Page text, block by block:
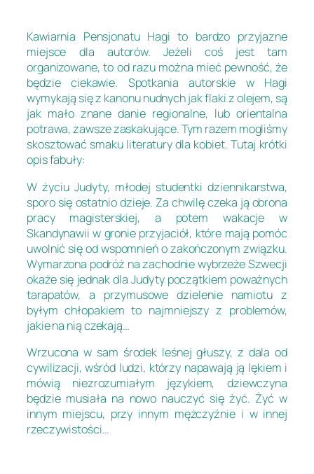
Kawiarnia Pensjonatu Hagi to bardzo przyjazne
miejsce dla autorów. Jeżeli coś jest tam
organizowane, to od razu można mieć pewność, że
będzie ciekawie. Spotkania autorskie w Hagi
wymykają się z kanonu nudnych jak flaki z olejem, są
jak mało znane danie regionalne, lub orientalna
potrawa, zawsze zaskakujące. Tym razem mogliśmy
skosztować smaku literatury dla kobiet. Tutaj krótki
opis fabuły:
W życiu Judyty, młodej studentki dziennikarstwa,
sporo się ostatnio dzieje. Za chwilę czeka ją obrona
pracy magisterskiej, a potem wakacje w
Skandynawii w gronie przyjaciół, które mają pomóc
uwolnić się od wspomnień o zakończonym związku.
Wymarzona podróż na zachodnie wybrzeże Szwecji
okaże się jednak dla Judyty początkiem poważnych
tarapatów, a przymusowe dzielenie namiotu z
byłym chłopakiem to najmniejszy z problemów,
jakie na nią czekają…
Wrzucona w sam środek leśnej głuszy, z dala od
cywilizacji, wśród ludzi, którzy napawają ją lękiem i
mówią niezrozumiałym językiem, dziewczyna
będzie musiała na nowo nauczyć się żyć. Żyć w
innym miejscu, przy innym mężczyźnie i w innej
rzeczywistości…